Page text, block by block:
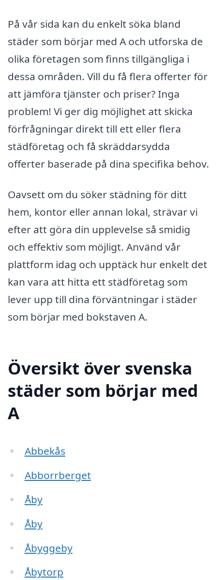
På vår sida kan du enkelt söka bland
städer som börjar med A och utforska de
olika företagen som finns tillgängliga i
dessa områden. Vill du få flera offerter för
att jämföra tjänster och priser? Inga
problem! Vi ger dig möjlighet att skicka
förfrågningar direkt till ett eller flera
städföretag och få skräddarsydda
offerter baserade på dina specifika behov.
Oavsett om du söker städning för ditt
hem, kontor eller annan lokal, strävar vi
efter att göra din upplevelse så smidig
och effektiv som möjligt. Använd vår
plattform idag och upptäck hur enkelt det
kan vara att hitta ett städföretag som
lever upp till dina förväntningar i städer
som börjar med bokstaven A.
Översikt över svenska
städer som börjar med
A
Abbekås
Abborrberget
Åby
Åby
Åbyggeby
Åbytorp